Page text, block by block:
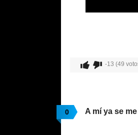
-13 (49
0 A mí ya se